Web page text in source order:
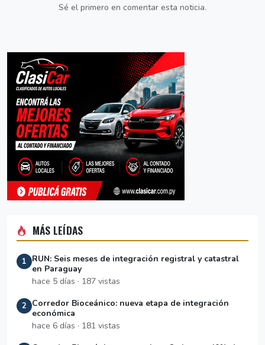
Sé el primero en comentar esta noticia.
MÁS LEÍDAS
1
RUN: Seis meses de integración registral y catastral
en Paraguay
hace 5 días · 187 vistas
2
Corredor Bioceánico: nueva etapa de integración
económica
hace 6 días · 181 vistas